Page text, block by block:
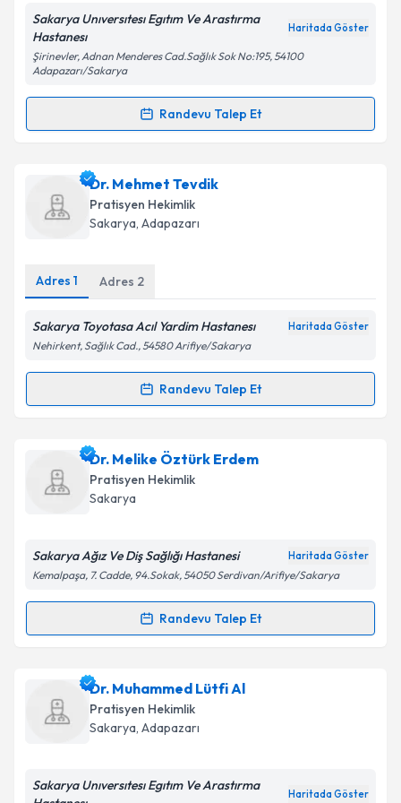
Kişisel verilerimin işlenmesine ilişkin
Metni'ni okudum ve kişisel verilerimin belirtilen
kapsamda işlenmesini kabul ediyorum.
Sakarya Unıversıtesı Egıtım Ve Arastırma
Hastanesı
Haritada Göster
Şirinevler, Adnan Menderes Cad.Sağlık Sok No:195, 54100
Adapazarı/Sakarya
Randevu Talep Et
Randevu Takvimi Talebi
Ass. Dr. Mehmet Ersavaşiçin randevu takvimi talebi
oluşturun. Size bu uzmandan randevu almanız için bir
takvim hazırlandığında e-posta ile bilgilendireceğiz.
Kişisel verilerimin işlenmesine ilişkin
kapsamda işlenmesini kabul ediyorum.
Dr. Mehmet Tevdik
Pratisyen Hekimlik
Sakarya, Adapazarı
Adres 1 Adres 2
Sakarya Toyotasa Acıl Yardim Hastanesı Haritada Göster
Nehirkent, Sağlık Cad., 54580 Arifiye/Sakarya
Randevu Talep Et
Randevu Takvimi Talebi
Dr. Mehmet Tevdikiçin randevu takvimi talebi
oluşturun. Size bu uzmandan randevu almanız için bir
takvim hazırlandığında e-posta ile bilgilendireceğiz.
Kişisel verilerimin işlenmesine ilişkin
Metni'ni okudum ve kişisel verilerimin belirtilen
Takvim Talebini Gönder
Dr. Melike Öztürk Erdem
Pratisyen Hekimlik
Sakarya
Sakarya Ağız Ve Diş Sağlığı Hastanesi Haritada Göster
Kemalpaşa, 7. Cadde, 94.Sokak, 54050 Serdivan/Arifiye/Sakarya
Randevu Talep Et
Randevu Takvimi Talebi
Dr. Melike Öztürk Erdemiçin randevu takvimi talebi
oluşturun. Size bu uzmandan randevu almanız için bir
takvim hazırlandığında e-posta ile bilgilendireceğiz.
Dr. Muhammed Lütfi Al
Pratisyen Hekimlik
Sakarya, Adapazarı
Sakarya Unıversıtesı Egıtım Ve Arastırma
Haritada Göster